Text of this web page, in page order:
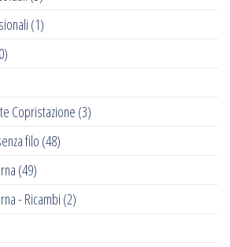
(1)
Copristazione (3)
filo (48)
(49)
- Ricambi (2)